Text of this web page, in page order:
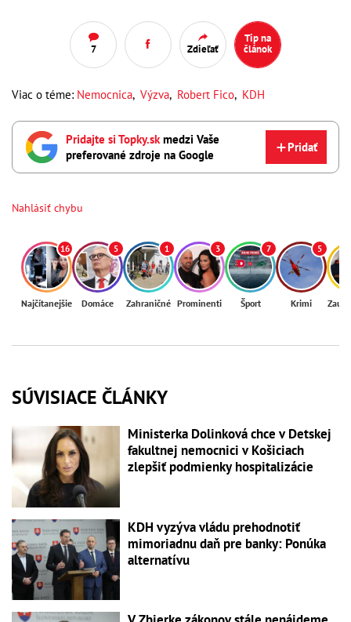
7 Zdieľať
Tip na
článok
Viac o téme: Nemocnica, Výzva, Robert Fico, KDH
Pridajte si Topky.sk medzi Vaše
preferované zdroje na Google
Pridať
Nahlásiť chybu
16
Najčítanejšie
5
Domáce
1
Zahraničné
3
Prominenti
7
Šport
5
Krimi
SÚVISIACE ČLÁNKY
Ministerka Dolinková chce v Detskej
fakultnej nemocnici v Košiciach
zlepšiť podmienky hospitalizácie
KDH vyzýva vládu prehodnotiť
mimoriadnu daň pre banky: Ponúka
alternatívu